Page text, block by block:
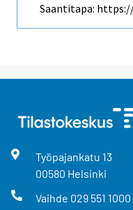
Saantitapa:
Työpajankatu 13
00580 Helsinki
Vaihde 029 551 1000